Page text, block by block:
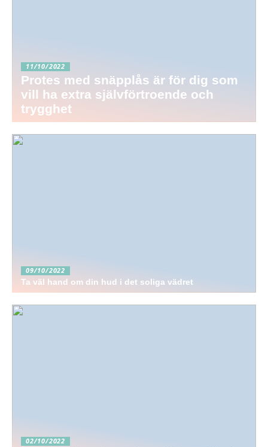
11/10/2022
Protes med snäpplås är för dig som
vill ha extra självförtroende och
trygghet
09/10/2022
Ta väl hand om din hud i det soliga vädret
02/10/2022